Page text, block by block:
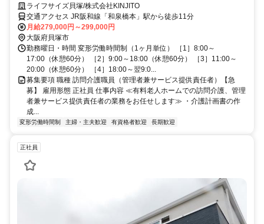
験が活かせます！車通勤OK！
ライフサイズ貝塚/株式会社KINJITO
交通アクセス JR阪和線「和泉橋本」駅から徒歩11分
月給279,000円～299,000円
大阪府貝塚市
勤務曜日・時間 変形労働時間制（1ヶ月単位） ［1］8:00～
17:00（休憩60分） ［2］9:00～18:00（休憩60分） ［3］11:00～
20:00（休憩60分） ［4］18:00～翌9:0...
募集要項 職種 訪問介護職員（管理者兼サービス提供責任者）【急
募】 雇用形態 正社員 仕事内容 ≪有料老人ホームでの訪問介護、管理
者兼サービス提供責任者の業務をお任せします≫ ・介護計画書の作
成...
変形労働時間制 主婦・主夫歓迎 有資格者歓迎 長期歓迎
正社員